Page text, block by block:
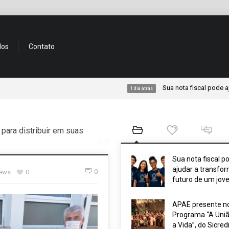
Contato
Sua nota fiscal pode ajudar a
distribuir em suas
0 0
Sua nota fiscal
ajudar a
futuro de um
APAE presente
Programa “A
a Vida”, do Sicredi